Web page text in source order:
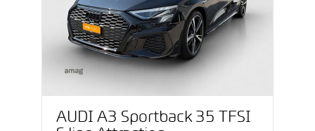
AUDI A3 Sportback 35 TFSI